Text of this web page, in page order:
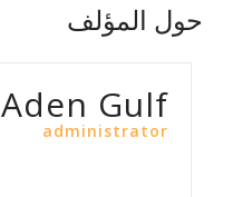
حول المؤلف
Aden Gulf
administrator